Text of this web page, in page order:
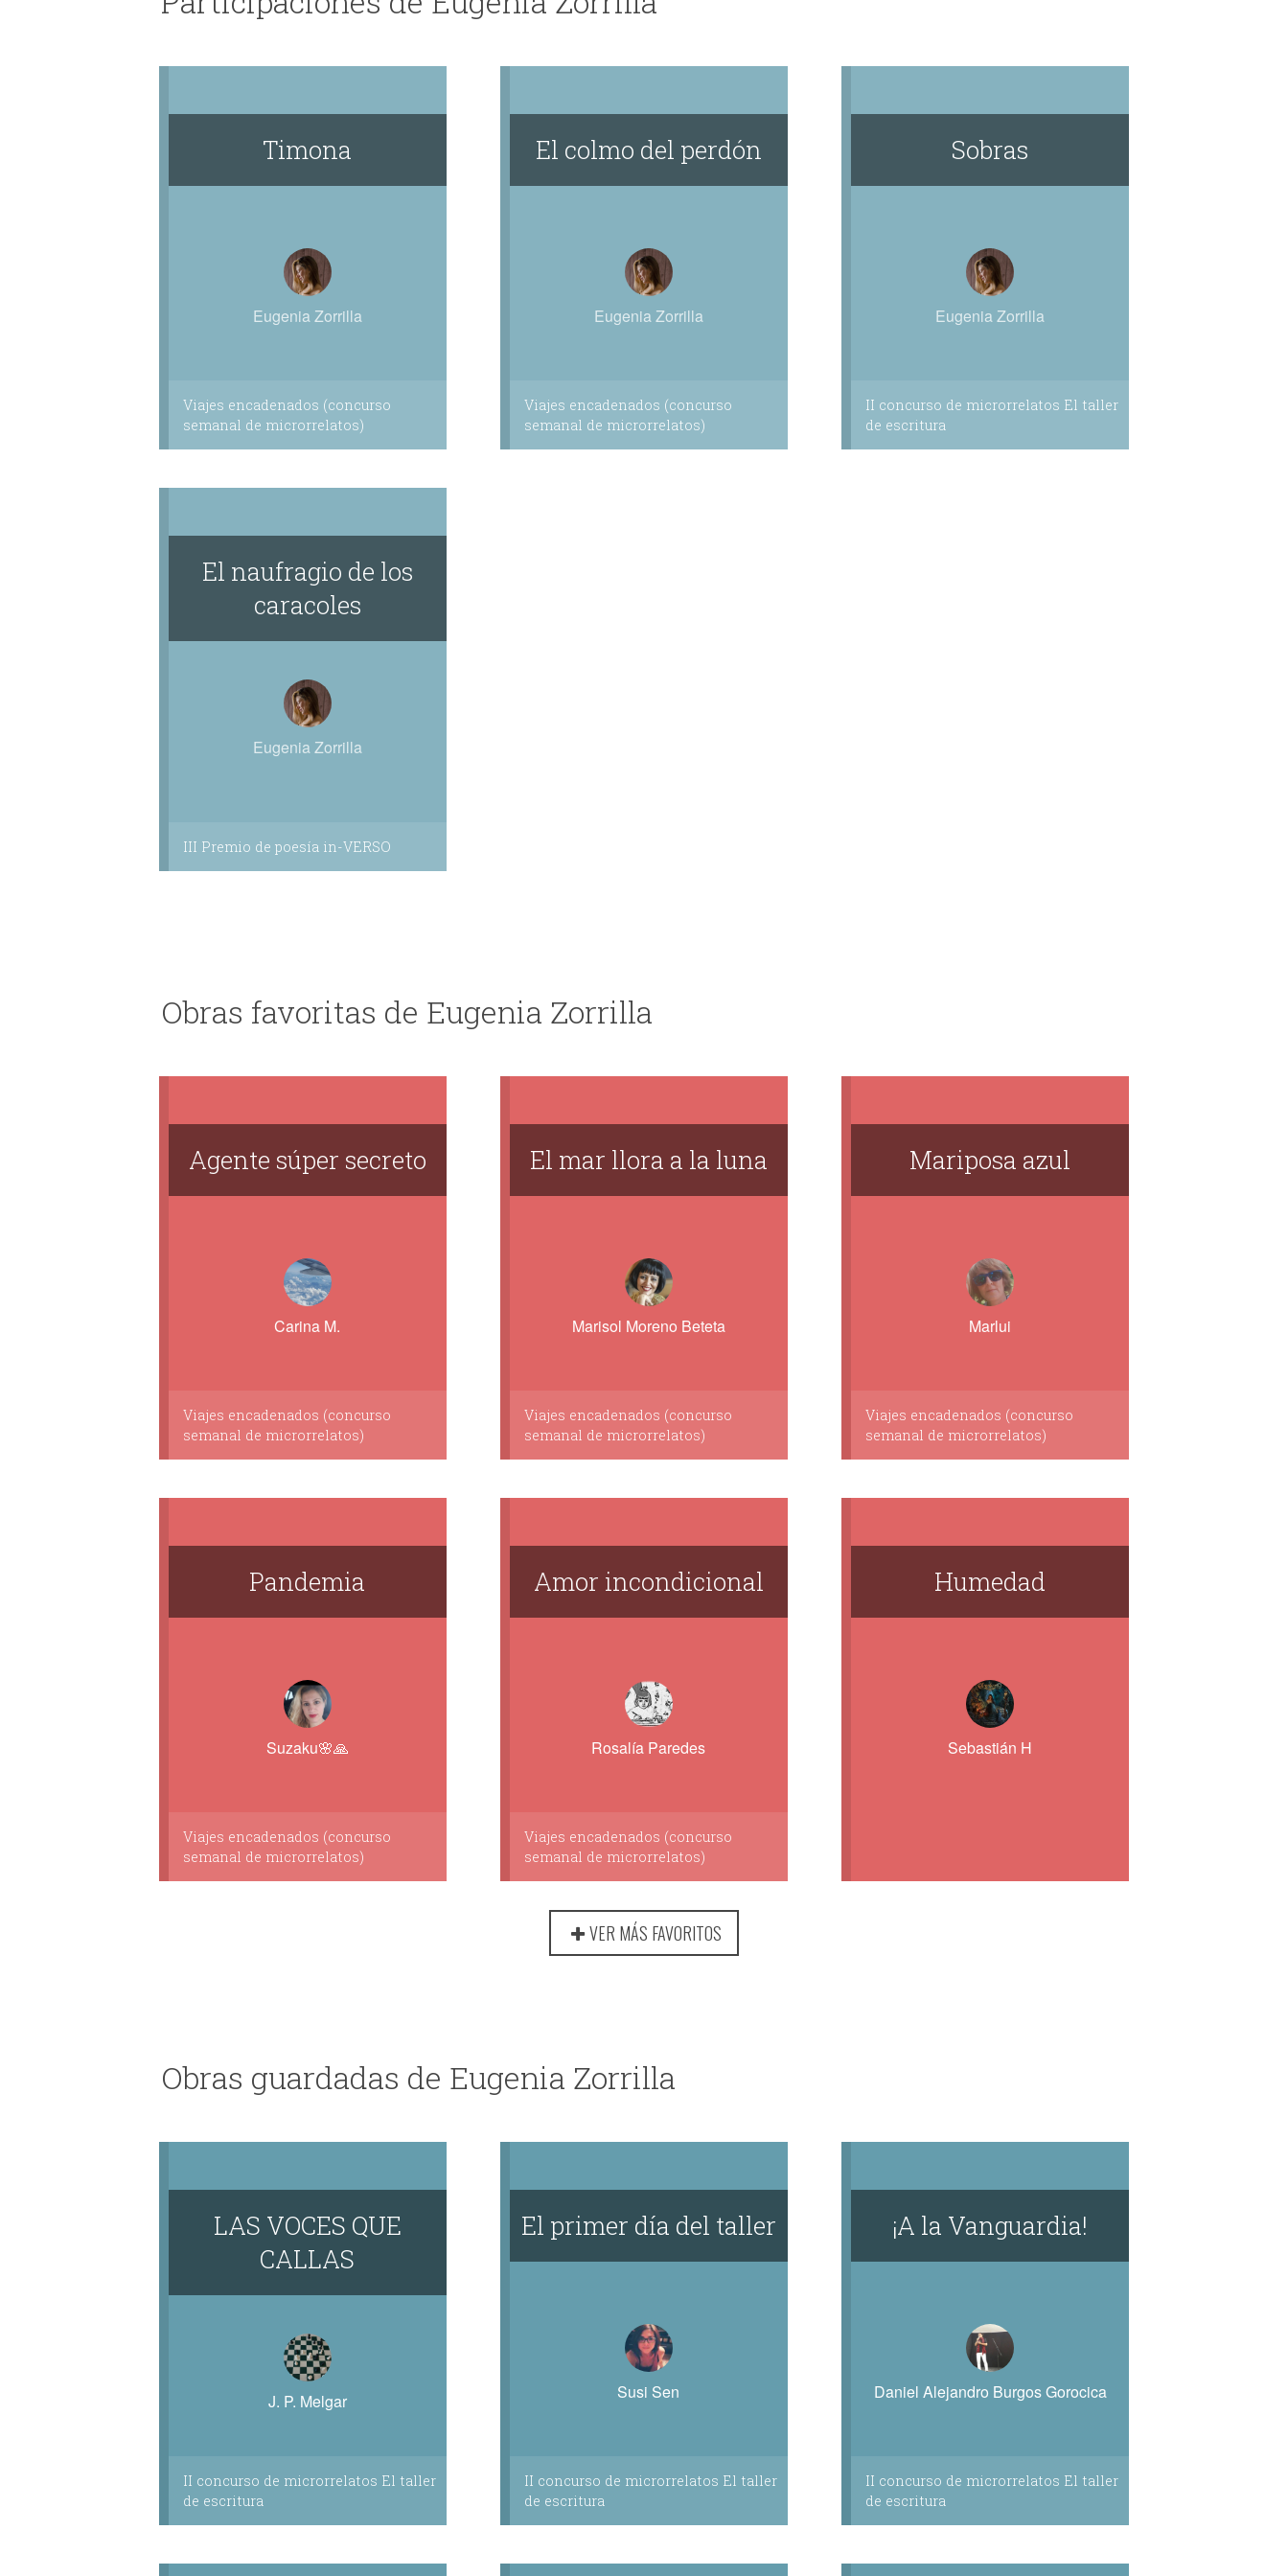
Escribo porque cada vez que estoy iniciando algo nuevo puedo sentir ese instante de huevo. Ese momento que parecería ser la nada cuando
Escribo para hacerme cargo del error, del deseo, y también de lo bello. Escribo porque no siempre al hablar se me escucha, y al escribir se
Timona
Eugenia Zorrilla
Viajes encadenados (concurso
semanal de microrrelatos)
El colmo del perdón
Eugenia Zorrilla
Viajes encadenados (concurso
semanal de microrrelatos)
Sobras
Eugenia Zorrilla
II concurso de microrrelatos El taller
de escritura
El naufragio de los
caracoles
Eugenia Zorrilla
III Premio de poesía in-VERSO
Obras favoritas de Eugenia Zorrilla
Agente súper secreto
Carina M.
Viajes encadenados (concurso
semanal de microrrelatos)
El mar llora a la luna
Marisol Moreno Beteta
Viajes encadenados (concurso
semanal de microrrelatos)
Mariposa azul
Marlui
Viajes encadenados (concurso
semanal de microrrelatos)
Pandemia
Suzaku🌸🙏
Viajes encadenados (concurso
semanal de microrrelatos)
Amor incondicional
Rosalía Paredes
Viajes encadenados (concurso
semanal de microrrelatos)
Humedad
Sebastián H
VER MÁS FAVORITOS
Obras guardadas de Eugenia Zorrilla
LAS VOCES QUE
CALLAS
J. P. Melgar
II concurso de microrrelatos El taller
de escritura
El primer día del taller
Susi Sen
II concurso de microrrelatos El taller
de escritura
¡A la Vanguardia!
Daniel Alejandro Burgos Gorocica
II concurso de microrrelatos El taller
de escritura